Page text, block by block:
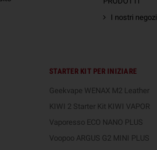
I nostri negozi
STARTER KIT PER INIZIARE
Geekvape WENAX M2 Leather
KIWI 2 Starter Kit KIWI VAPOR
Vaporesso ECO NANO PLUS
Voopoo ARGUS G2 MINI PLUS